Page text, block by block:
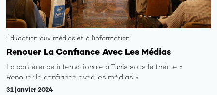
Éducation aux médias et à l’information
Renouer La Confiance Avec Les Médias
La conférence internationale à Tunis sous le thème «
Renouer la confiance avec les médias »
31 janvier 2024